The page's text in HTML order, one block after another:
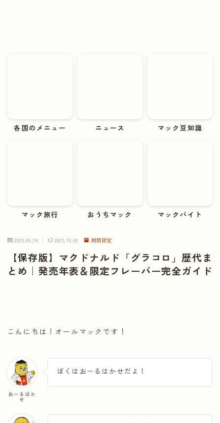
各国のメニュー ニュース マック豆知識
マック旅行 おうちマック マックバイト
2025.09.24 2025.10.08 期間限定
【保存版】マクドナルド「グラコロ」歴代ま
とめ｜発売年表＆限定フレーバー完全ガイド
こんにちは！オールマックです！
おーるはか
せ
ぼくはおーるはかせだよ！